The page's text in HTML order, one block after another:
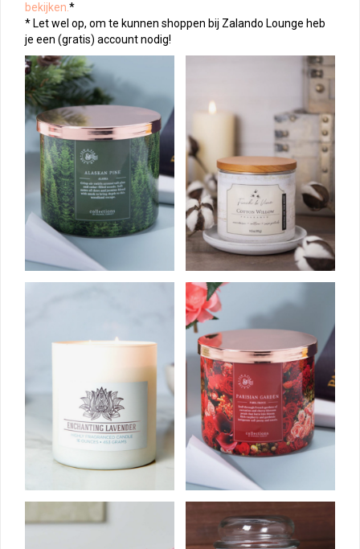
bekijken.*
* Let wel op, om te kunnen shoppen bij Zalando Lounge heb
je een (gratis) account nodig!